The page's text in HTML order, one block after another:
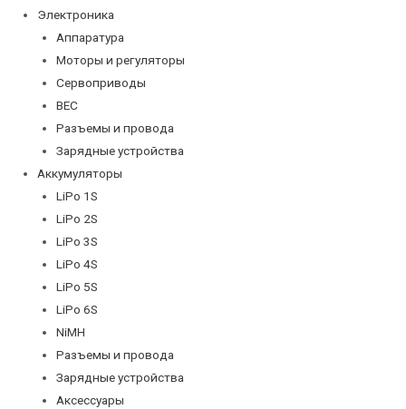
Электроника
Аппаратура
Моторы и регуляторы
Сервоприводы
BEC
Разъемы и провода
Зарядные устройства
Аккумуляторы
LiPo 1S
LiPo 2S
LiPo 3S
LiPo 4S
LiPo 5S
LiPo 6S
NiMH
Разъемы и провода
Зарядные устройства
Аксессуары